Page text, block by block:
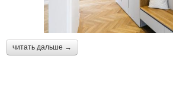
читать дальше →